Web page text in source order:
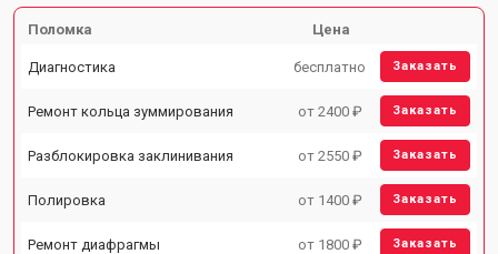
Поломка Цена
Диагностика бесплатно Заказать
Ремонт кольца зуммирования от 2400 ₽ Заказать
Разблокировка заклинивания от 2550 ₽ Заказать
Полировка от 1400 ₽ Заказать
Ремонт диафрагмы от 1800 ₽ Заказать